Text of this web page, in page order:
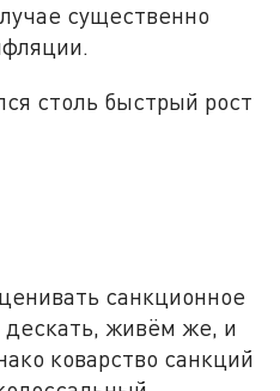
существенно
столь быстрый рост
санкционное
живём же, и
коварство санкций